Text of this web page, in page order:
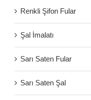
Renkli Şifon Fular
Şal İmalatı
Sarı Saten Fular
Sarı Saten Şal